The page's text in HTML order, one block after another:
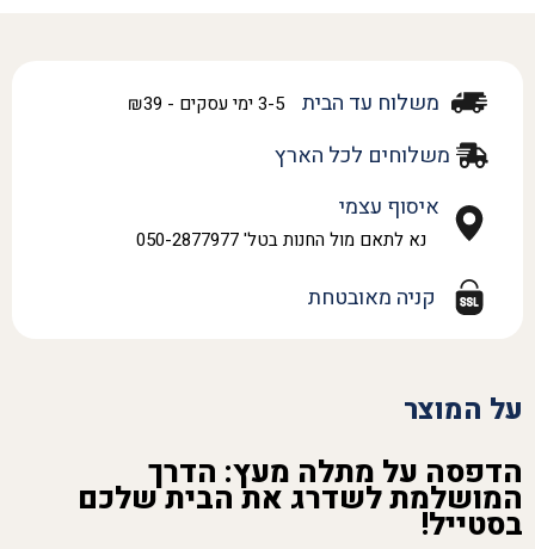
משלוח עד הבית 3-5 ימי עסקים - ₪39
משלוחים לכל הארץ
איסוף עצמי
נא לתאם מול החנות בטל' 050-2877977
קניה מאובטחת
על המוצר
הדפסה על מתלה מעץ: הדרך
המושלמת לשדרג את הבית שלכם
בסטייל!